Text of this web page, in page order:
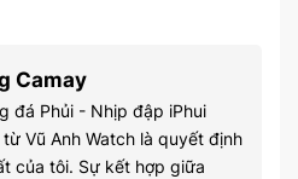
Camay
đá Phủi - Nhịp đập iPhui
Vũ Anh Watch là quyết định
của tôi. Sự kết hợp giữa